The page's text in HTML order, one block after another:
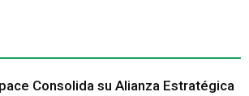
Consolida su Alianza Estratégica